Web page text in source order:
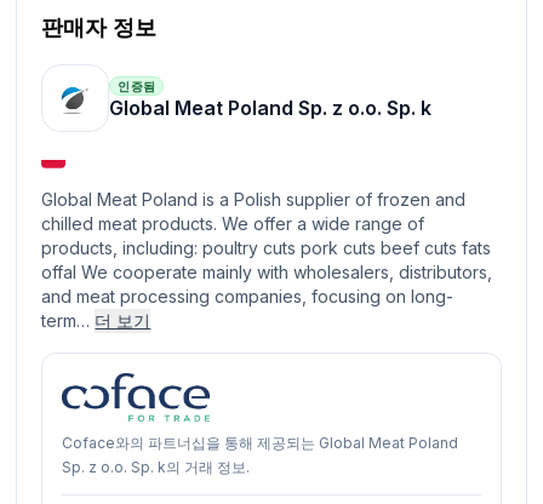
판매자 정보
인증됨
Global Meat Poland Sp. z o.o. Sp. k
Global Meat Poland is a Polish supplier of frozen and
chilled meat products. We offer a wide range of
products, including: poultry cuts pork cuts beef cuts fats
offal We cooperate mainly with wholesalers, distributors,
and meat processing companies, focusing on long-
term… 더 보기
Coface와의 파트너십을 통해 제공되는 Global Meat Poland
Sp. z o.o. Sp. k의 거래 정보.